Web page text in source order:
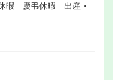
暇 慶弔休暇 出産・